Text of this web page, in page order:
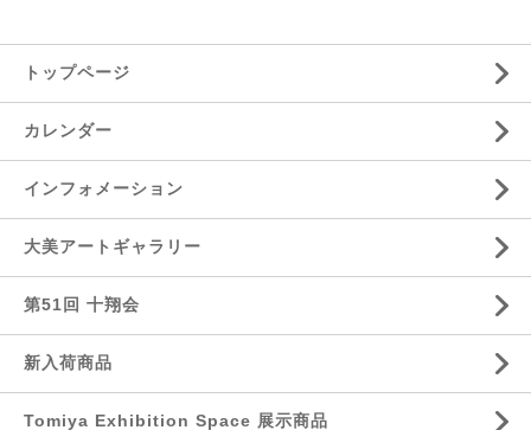
トップページ
カレンダー
インフォメーション
大美アートギャラリー
第51回 十翔会
新入荷商品
Tomiya Exhibition Space 展示商品